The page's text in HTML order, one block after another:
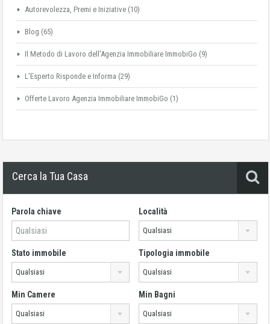
Autorevolezza, Premi e Iniziative (10)
Blog (65)
Il Metodo di Lavoro dell'Agenzia Immobiliare ImmobiGo (9)
L'Esperto Risponde e Informa (29)
Offerte Lavoro Agenzia Immobiliare ImmobiGo (1)
Cerca la Tua Casa
Parola chiave Località
Qualsiasi
Stato immobile
Qualsiasi
Tipologia immobile
Qualsiasi
Min Camere
Qualsiasi
Min Bagni
Qualsiasi